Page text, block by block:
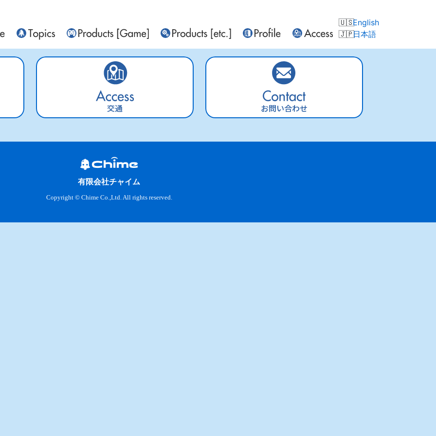
English
日本語
交通 お問い合わせ
有限会社チャイム
Copyright © Chime Co.,Ltd. All rights reserved.